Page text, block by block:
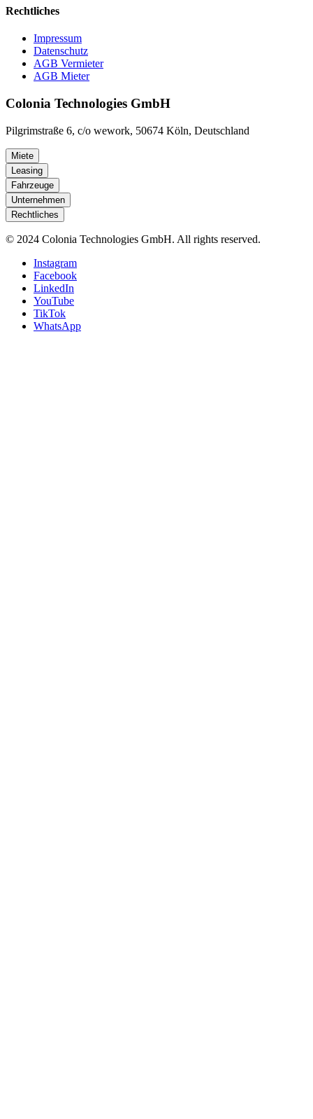
Rechtliches
Impressum
Datenschutz
AGB Vermieter
AGB Mieter
Colonia Technologies GmbH
Pilgrimstraße 6, c/o wework, 50674 Köln, Deutschland
Miete
Leasing
Fahrzeuge
Unternehmen
Rechtliches
© 2024 Colonia Technologies GmbH. All rights reserved.
Instagram
Facebook
LinkedIn
YouTube
TikTok
WhatsApp